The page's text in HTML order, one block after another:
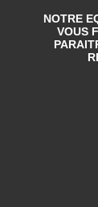
NOTRE
VOUS